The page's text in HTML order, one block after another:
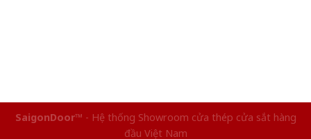
SaigonDoor™ - Hệ thống Showroom cửa thép cửa sắt hàng
đầu Việt Nam